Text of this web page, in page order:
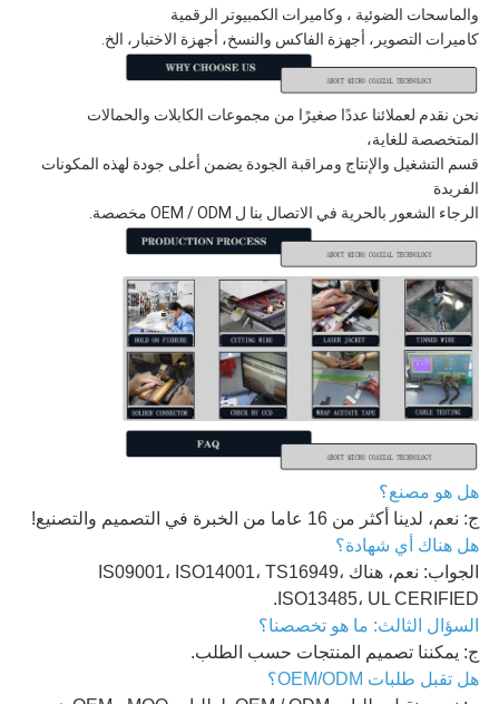
والماسحات الضوئية ، وكاميرات الكمبيوتر الرقمية
كاميرات التصوير، أجهزة الفاكس والنسخ، أجهزة الاختبار، الخ.
نحن نقدم لعملائنا عددًا صغيرًا من مجموعات الكابلات والحمالات
المتخصصة للغاية،
قسم التشغيل والإنتاج ومراقبة الجودة يضمن أعلى جودة لهذه المكونات
الفريدة
الرجاء الشعور بالحرية في الاتصال بنا ل OEM / ODM مخصصة.
هل هو مصنع؟
ج: نعم، لدينا أكثر من 16 عاما من الخبرة في التصميم والتصنيع!
هل هناك أي شهادة؟
الجواب: نعم، هناك IS09001، ISO14001، TS16949،
ISO13485، UL CERIFIED.
السؤال الثالث: ما هو تخصصنا؟
ج: يمكننا تصميم المنتجات حسب الطلب.
هل تقبل طلبات OEM/ODM؟